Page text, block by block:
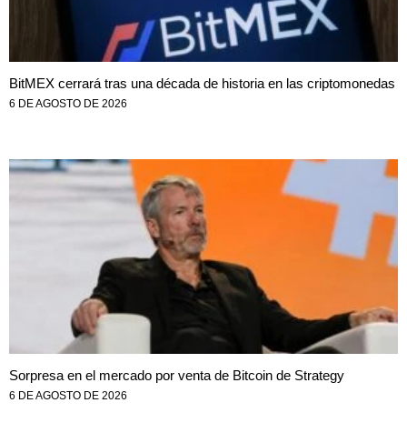
BitMEX cerrará tras una década de historia en las criptomonedas
6 DE AGOSTO DE 2026
Sorpresa en el mercado por venta de Bitcoin de Strategy
6 DE AGOSTO DE 2026